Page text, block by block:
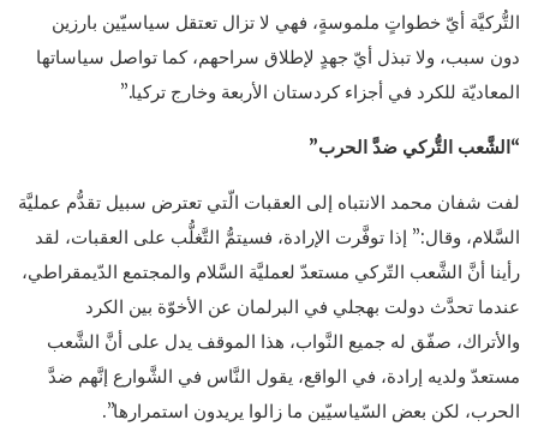
التُّركيَّة أيّ خطواتٍ ملموسةٍ، فهي لا تزال تعتقل سياسيّين بارزين
دون سبب، ولا تبذل أيّ جهدٍ لإطلاق سراحهم، كما تواصل سياساتها
المعاديّة للكرد في أجزاء كردستان الأربعة وخارج تركيا.”
“الشَّعب التُّركي ضدَّ الحرب”
لفت شفان محمد الانتباه إلى العقبات الّتي تعترض سبيل تقدُّم عمليَّة
السَّلام، وقال:” إذا توفَّرت الإرادة، فسيتمُّ التَّغلُّب على العقبات، لقد
رأينا أنَّ الشَّعب التّركي مستعدّ لعمليَّة السَّلام والمجتمع الدّيمقراطي،
عندما تحدَّث دولت بهجلي في البرلمان عن الأخوّة بين الكرد
والأتراك، صفّق له جميع النَّواب، هذا الموقف يدل على أنَّ الشَّعب
مستعدّ ولديه إرادة، في الواقع، يقول النَّاس في الشَّوارع إنَّهم ضدَّ
الحرب، لكن بعض السّياسيّين ما زالوا يريدون استمرارها”.